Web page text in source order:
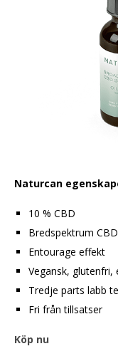
Naturcan
10 % CBD
Bredspektrum
Entourage effekt
Vegansk, glutenfri,
Tredje parts labb
Fri från tillsatser
Köp nu